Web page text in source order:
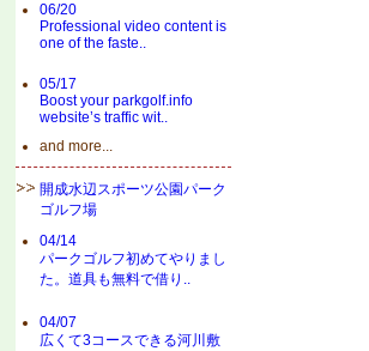
06/20
Professional video content is
one of the faste..
05/17
Boost your parkgolf.info
website’s traffic wit..
and more...
開成水辺スポーツ公園パーク
ゴルフ場
04/14
パークゴルフ初めてやりまし
た。道具も無料で借り..
04/07
広くて3コースできる河川敷